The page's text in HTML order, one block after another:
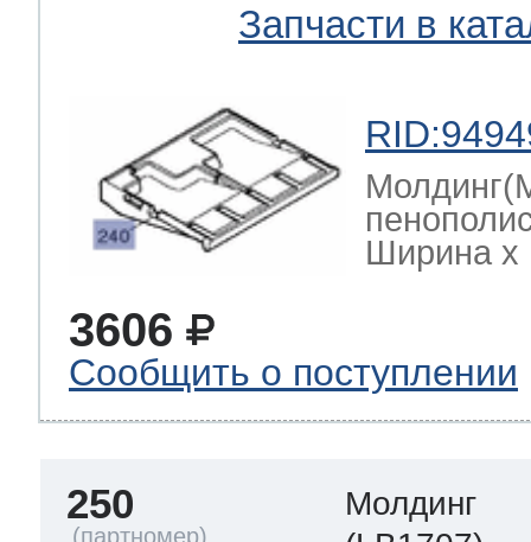
Запчасти в
Ширина х
3606
Сообщить о поступлении
250
Молдинг